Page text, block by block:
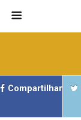
Compartilhar